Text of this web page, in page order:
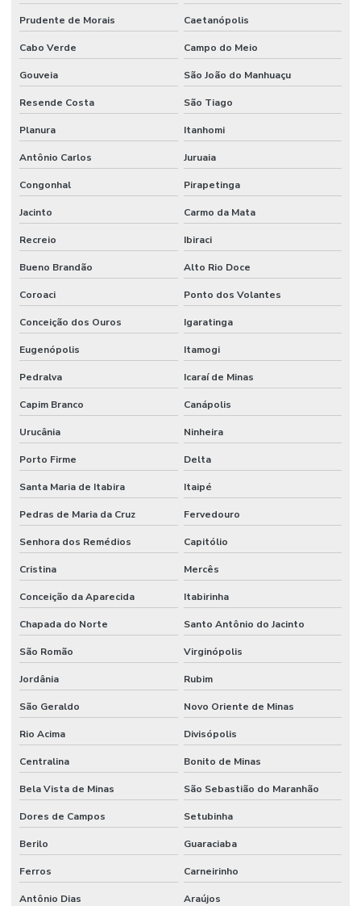
Prudente de Morais Caetanópolis
Cabo Verde Campo do Meio
Gouveia São João do Manhuaçu
Resende Costa São Tiago
Planura Itanhomi
Antônio Carlos Juruaia
Congonhal Pirapetinga
Jacinto Carmo da Mata
Recreio Ibiraci
Bueno Brandão Alto Rio Doce
Coroaci Ponto dos Volantes
Conceição dos Ouros Igaratinga
Eugenópolis Itamogi
Pedralva Icaraí de Minas
Capim Branco Canápolis
Urucânia Ninheira
Porto Firme Delta
Santa Maria de Itabira Itaipé
Pedras de Maria da Cruz Fervedouro
Senhora dos Remédios Capitólio
Cristina Mercês
Conceição da Aparecida Itabirinha
Chapada do Norte Santo Antônio do Jacinto
São Romão Virginópolis
Jordânia Rubim
São Geraldo Novo Oriente de Minas
Rio Acima Divisópolis
Centralina Bonito de Minas
Bela Vista de Minas São Sebastião do Maranhão
Dores de Campos Setubinha
Berilo Guaraciaba
Ferros Carneirinho
Antônio Dias Araújos